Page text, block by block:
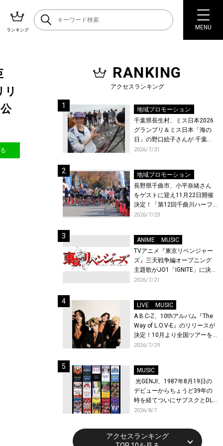
ランキング MENU
リ
RANKING
アクセスランキング
地域プロモーション
千葉県長生村、ミス日本2026
グランプリ＆ミス日本「海の
日」の野口絵子さんが 千葉県
唯一の村・長生村で地引網を
2026/7/31
地域プロモーション
長野県千曲市、小平奈緒さん
をゲストに迎え11月22日開催
決定！「第12回千曲川ハーフ
マラソン」エントリー受付開
2026/7/23
ANIME
MUSIC
TVアニメ『東京リベンジャー
ズ』三天戦争編オープニング
主題歌がJO1「IGNITE」に決
定！メンバー全員から喜びと
先行上映会を開催！
2026/7/21
LIVE
MUSIC
A.B.C-Z、10thアルバム『The
Way of L.O.V-E』のリリースが
決定！10月より全国ツアーを
開催！
2026/7/29
MUSIC
光GENJI、1987年8月19日の
デビューからちょうど39年の
時を経てついにサブスクとDL
配信が解禁！
2026/8/7
アクセスランキング